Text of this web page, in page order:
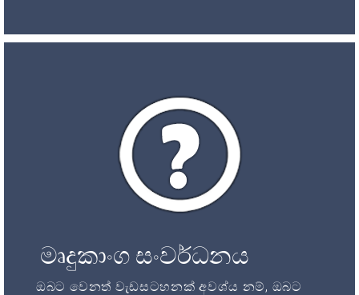
මෘදුකාංග සංවර්ධනය
ඔබට වෙනත් වැඩසටහනක් අවශ්ය නම්, ඔබට